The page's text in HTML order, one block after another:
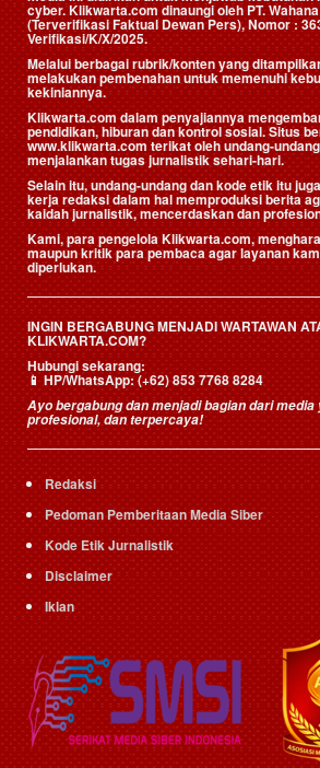
cyber. Klikwarta.com dinaungi oleh PT.
(Terverifikasi Faktual Dewan Pers), Nomor :
Verifikasi/K/X/2025.
Melalui berbagai rubrik/konten yang
melakukan pembenahan untuk memenuhi
kekiniannya.
Klikwarta.com dalam penyajiannya
pendidikan, hiburan dan kontrol sosial. Situs
www.klikwarta.com terikat oleh undang-
menjalankan tugas jurnalistik sehari-hari.
Selain itu, undang-undang dan kode etik itu
kerja redaksi dalam hal memproduksi berita
kaidah jurnalistik, mencerdaskan dan
Kami, para pengelola Klikwarta.com,
maupun kritik para pembaca agar layanan
diperlukan.
INGIN BERGABUNG MENJADI WARTAWAN
KLIKWARTA.COM?
Hubungi sekarang:
📱HP/WhatsApp:(+62) 853 7768 8284
Ayo bergabung dan menjadi bagian dari
profesional, dan terpercaya!
Redaksi
Pedoman Pemberitaan Media Siber
Kode Etik Jurnalistik
Disclaimer
Iklan